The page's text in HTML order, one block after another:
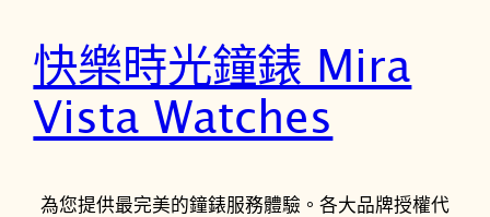
快樂時光鐘錶 Mira
Vista Watches
為您提供最完美的鐘錶服務體驗。各大品牌授權代